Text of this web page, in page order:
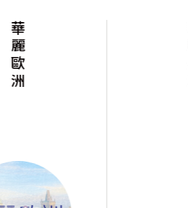
華麗歐洲